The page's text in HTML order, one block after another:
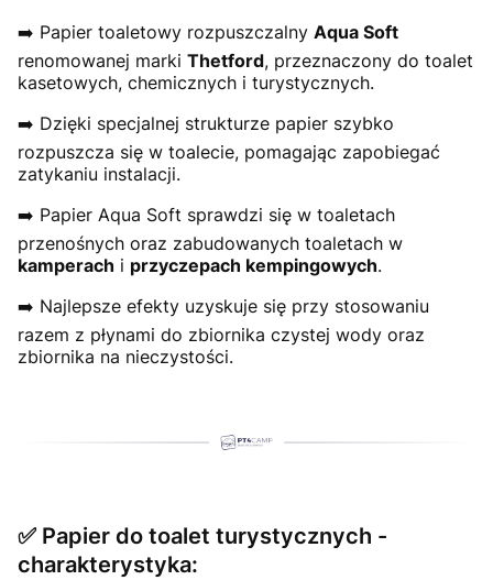
➡️ Papier toaletowy rozpuszczalny Aqua Soft
renomowanej marki Thetford, przeznaczony do toalet
kasetowych, chemicznych i turystycznych.
➡️ Dzięki specjalnej strukturze papier szybko
rozpuszcza się w toalecie, pomagając zapobiegać
zatykaniu instalacji.
➡️ Papier Aqua Soft sprawdzi się w toaletach
przenośnych oraz zabudowanych toaletach w
kamperach i przyczepach kempingowych.
➡️ Najlepsze efekty uzyskuje się przy stosowaniu
razem z płynami do zbiornika czystej wody oraz
zbiornika na nieczystości.
✅ Papier do toalet turystycznych -
charakterystyka: